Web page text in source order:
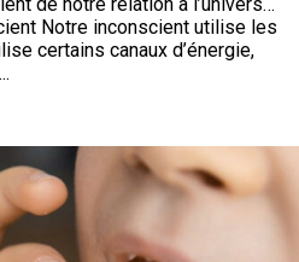
Notre inconscient utilise les
certains canaux d’énergie,